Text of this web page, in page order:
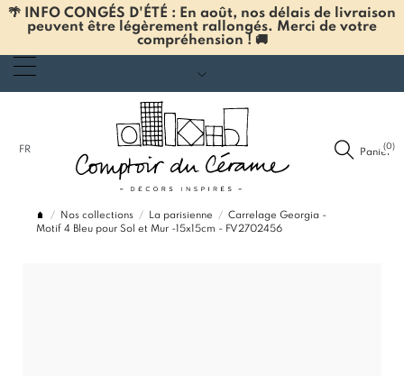
🌴 INFO CONGÉS D'ÉTÉ : En août, nos délais de livraison
peuvent être légèrement rallongés. Merci de votre
compréhension ! 🚚
FR Panier
(0)
Nos collections La parisienne
Carrelage Georgia -
Motif 4 Bleu pour Sol et Mur -15x15cm - FV2702456